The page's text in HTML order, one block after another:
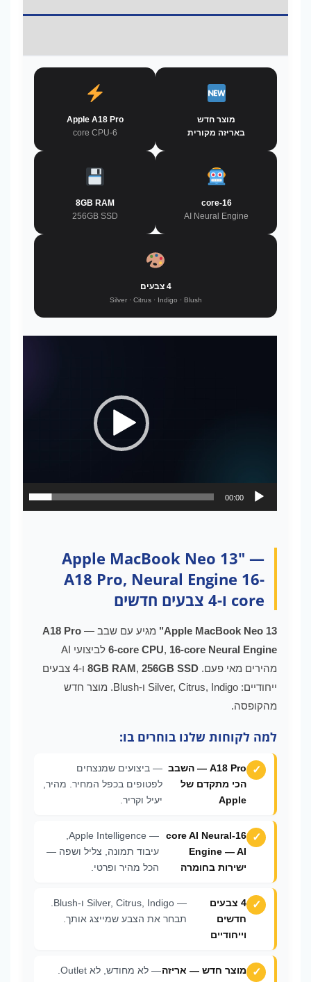
4
מוצר חדש
באריזה מקורית
Apple A18 Pro
6-core CPU
16-core
AI Neural Engine
8GB RAM
256GB SSD
4 צבעים
Silver · Citrus · Indigo · Blush
00:00
Apple MacBook Neo 13" —
A18 Pro, Neural Engine 16-
core ו-4 צבעים חדשים
Apple MacBook Neo 13" מגיע עם שבב A18 Pro —
6-core CPU, 16-core Neural Engine
לביצועי AI
מהירים מאי פעם.
8GB RAM, 256GB SSD
ו-4 צבעים
ייחודיים: Silver, Citrus, Indigo ו-Blush. מוצר חדש
מהקופסה.
למה לקוחות שלנו בוחרים בו:
A18 Pro — השבב
הכי מתקדם של
Apple
— ביצועים שמנצחים
לפטופים בכפל המחיר. מהיר,
יעיל וקריר.
16-core AI Neural
Engine — AI
ישירות בחומרה
עיבוד תמונה, צליל ושפה —
הכל מהיר ופרטי.
4 צבעים
חדשים
וייחודיים
תבחר את הצבע שמייצג אותך.
מוצר חדש — אריזה
— לא מחודש, לא Outlet.